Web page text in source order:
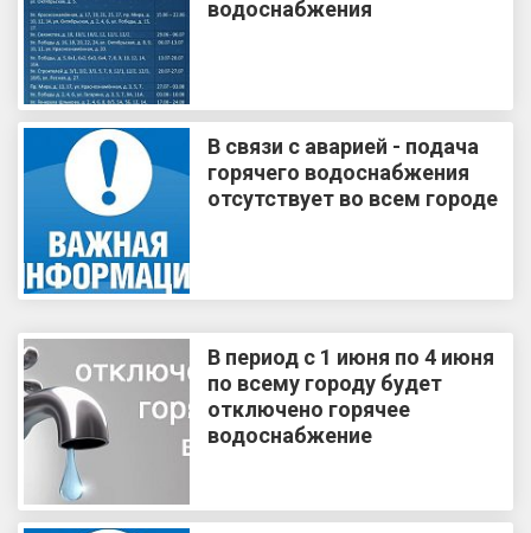
водоснабжения
В связи с аварией - подача
горячего водоснабжения
отсутствует во всем городе
В период с 1 июня по 4 июня
по всему городу будет
отключено горячее
водоснабжение